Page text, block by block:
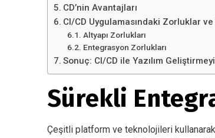
CD’nin Avantajları
CI/CD Uygulamasındaki Zorluklar ve
Altyapı Zorlukları
Entegrasyon Zorlukları
Sonuç: CI/CD ile Yazılım
Sürekli
Çeşitli platform ve teknolojileri